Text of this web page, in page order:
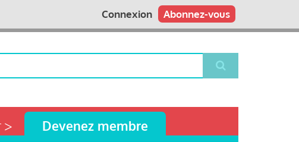
Abonnez-vous
Connexion
> Devenez membre